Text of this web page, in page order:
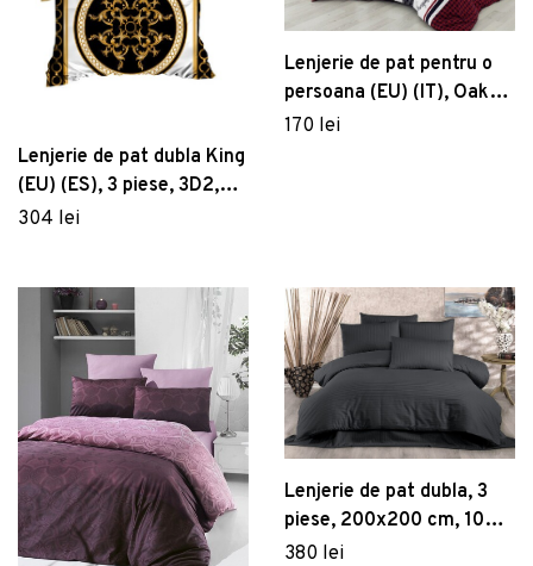
Lenjerie de pat dubla King
(EU) (ES), 3 piese, 3D2,
Pearl Home, Poliester
304 lei
Lenjerie de pat pentru o
persoana (EU) (IT), Oaken,
Primacasa by Türkiz,
170 lei
Lenjerie de pat dubla, 3
piese, 200x200 cm, 100%
bumbac satinat, Whitney,
380 lei